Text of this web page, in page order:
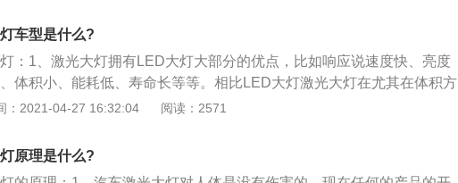
的大部分优点，同时LED灯可以瞬间达到最亮，车灯漂亮，一般led里边
led灯片，打开大灯有紫色光源；4、激光大灯：已知的用于汽车上的最好
宝马X5上远光灯就是激光灯。
车型是什么?
：1、激光大灯拥有LED大灯大部分的优点，比如响应说速度快、亮度
体积小、能耗低、寿命长等等。相比LED大灯激光大灯在尤其在体积方
势，单个激光二极管元件的长度已经可以做到10微米；2、仅为常规LE
，这也许将为汽车前脸上各个元素的设计比例带来革命性的变化；3、
灯另一个显著优势是在发光效率方面，比如一般的LED照明灯的发光效率
：2021-04-27 16:32:04 阅读：2571
原理是什么?